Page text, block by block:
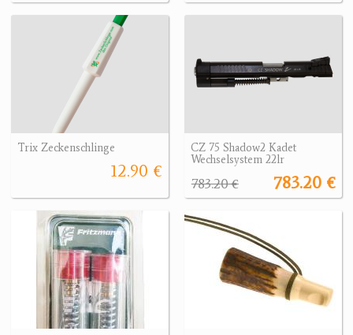
Trix Zeckenschlinge
12.90 €
CZ 75 Shadow2 Kadet
Wechselsystem 22lr
783.20 €
783.20 €